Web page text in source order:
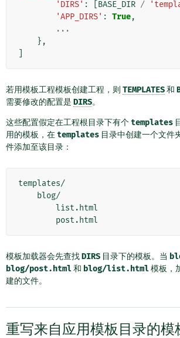
'DIRS' : BASE_DIR /
'APP_DIRS' : True,
...
},
若用模板工程模板创建工程，则 TEMPLATES和
需要修改的配置是 DIRS。
这些配置假定在工程根目录下有个templates
用的模板，在templates 目录中创建一个文件
件添加至该目录：
templates/
模板加载器会先查找DIRS 目录下的模板。当
blog/post.html和 blog/list.html模板，
建的文件。
重写来自应用模板目录的模